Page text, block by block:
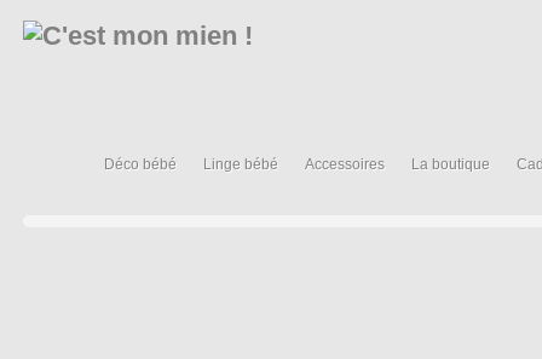
Déco bébé Linge bébé Accessoires La boutique